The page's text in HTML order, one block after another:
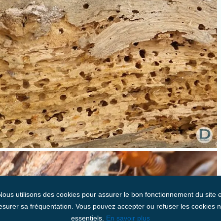
utilisons des cookies pour assurer le bon fonctionnement du site
sa fréquentation. Vous pouvez accepter ou refuser les cookies
essentiels. En savoir plus